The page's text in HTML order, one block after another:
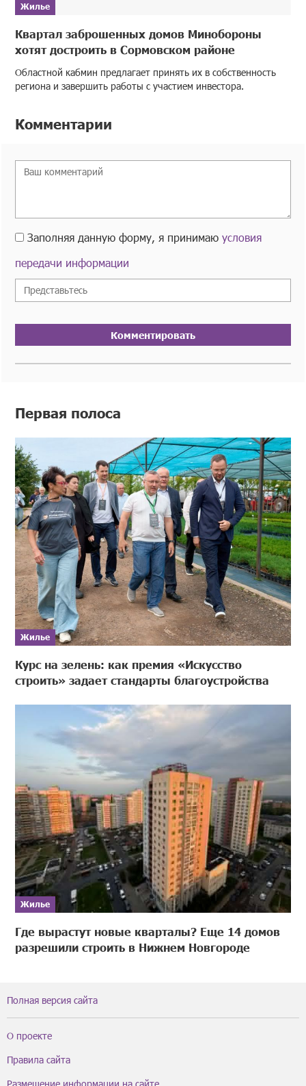
Жилье
Квартал заброшенных домов Минобороны
хотят достроить в Сормовском районе
Областной кабмин предлагает принять их в собственность
региона и завершить работы с участием инвестора.
Комментарии
Заполняя данную форму, я принимаюусловия
передачи информации
Комментировать
Первая полоса
Жилье
Курс на зелень: как премия «Искусство
строить» задает стандарты благоустройства
Жилье
Где вырастут новые кварталы? Еще 14 домов
разрешили строить в Нижнем Новгороде
Полная версия сайта
О проекте
Правила сайта
Размещение информации на сайте